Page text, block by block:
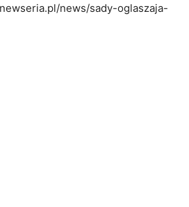
news/sady-oglaszaja-